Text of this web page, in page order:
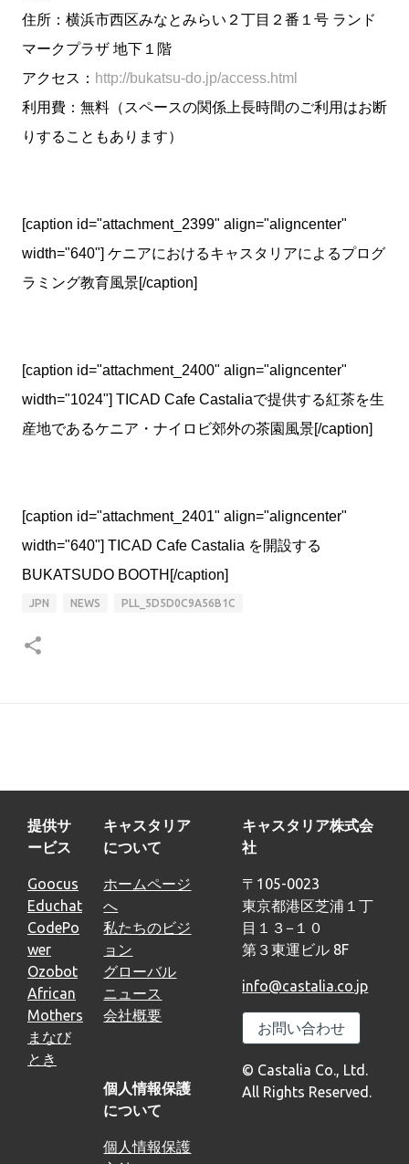
住所：横浜市西区みなとみらい２丁目２番１号 ランド
マークプラザ 地下１階
アクセス： http://bukatsu-do.jp/access.html
利用費：無料（スペースの関係上長時間のご利用はお断
りすることもあります）
[caption id="attachment_2399" align="aligncenter"
width="640"] ケニアにおけるキャスタリアによるプログ
ラミング教育風景[/caption]
[caption id="attachment_2400" align="aligncenter"
width="1024"] TICAD Cafe Castaliaで提供する紅茶を生
産地であるケニア・ナイロビ郊外の茶園風景[/caption]
[caption id="attachment_2401" align="aligncenter"
width="640"] TICAD Cafe Castalia を開設する
BUKATSUDO BOOTH[/caption]
JPN NEWS PLL_5D5D0C9A56B1C
提供サ
ービス
Goocus
Educhat
CodePo
wer
Ozobot
African
Mothers
まなび
とき
キャスタリア
について
ホームページ
へ
私たちのビジ
ョン
グローバル
ニュース
会社概要
個人情報保護
について
個人情報保護
キャスタリア株式会
社
〒105-0023
東京都港区芝浦１丁
目１３−１０
第３東運ビル 8F
info@castalia.co.jp
お問い合わせ
© Castalia Co., Ltd.
All Rights Reserved.